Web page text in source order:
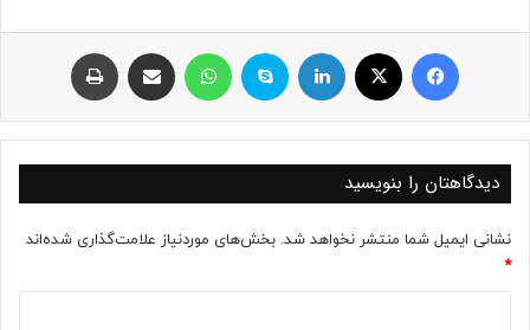
فیسبوک ایکس لینکداین اسکایپ واتس آپ اشتراک با ایمیل
دیدگاهتان را بنویسید
نشانی ایمیل شما منتشر نخواهد شد. بخش‌های موردنیاز علامت‌گذاری شده‌اند
*